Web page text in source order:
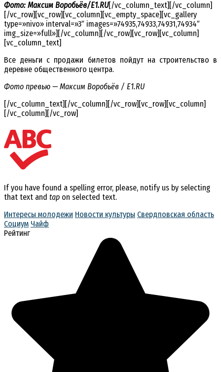
Фото: Максим Воробьёв/E1.RU[/vc_column_text][/vc_column]
[/vc_row][vc_row][vc_column][vc_empty_space][vc_gallery
type=»nivo» interval=»3″ images=»74935,74933,74931,74934″
img_size=»full»][/vc_column][/vc_row][vc_row][vc_column]
[vc_column_text]
Все деньги с продажи билетов пойдут на строительство в
деревне общественного центра.
Фото превью — Максим Воробьёв / E1.RU
[/vc_column_text][/vc_column][/vc_row][vc_row][vc_column]
[/vc_column][/vc_row]
If you have found a spelling error, please, notify us by selecting
that text and tap on selected text.
Интересы молодежи Новости культуры Свердловская область
Социум Чайф
Рейтинг